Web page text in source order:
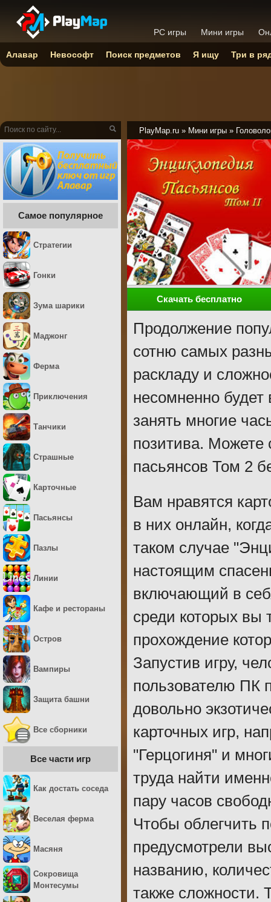
PlayMap.ru » Мини игры »
Скачать бесплатно
Продолжение
сотню самых
раскладу и
несомненно будет
занять многие
позитива. Можете
пасьянсов Том 2
Вам нравятся
в них онлайн,
таком случае
настоящим
включающий в
среди которых вы
прохождение
Запустив игру,
пользователю ПК
довольно
карточных игр,
"Герцогиня" и
труда найти
пару часов
Чтобы облегчить
предусмотрели
названию,
также сложности.
Самое популярное
Стратегии
Гонки
Зума шарики
Маджонг
Ферма
Приключения
Танчики
Страшные
Карточные
Пасьянсы
Пазлы
Линии
Кафе и рестораны
Остров
Вампиры
Защита башни
Все сборники
Все части игр
Как достать соседа
Веселая ферма
Масяня
Сокровища
Монтесумы
PC игры Мини игры
Алавар Невософт Поиск предметов Я ищу Три в